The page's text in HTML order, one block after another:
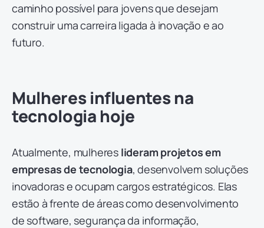
caminho possível para jovens que desejam
construir uma carreira ligada à inovação e ao
futuro.
Mulheres influentes na
tecnologia hoje
Atualmente, mulheres lideram projetos em
empresas de tecnologia, desenvolvem soluções
inovadoras e ocupam cargos estratégicos. Elas
estão à frente de áreas como desenvolvimento
de software, segurança da informação,